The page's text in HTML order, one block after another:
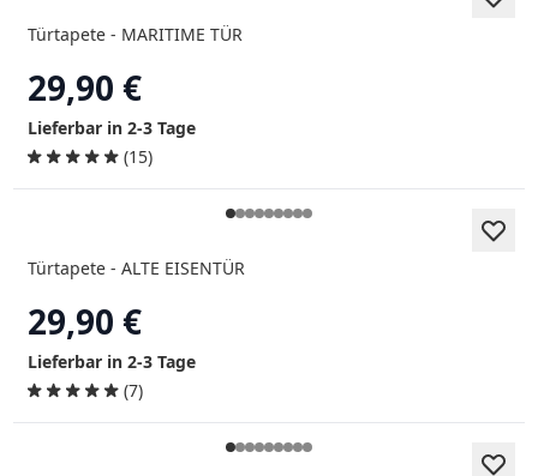
Türtapete - MARITIME TÜR
29,90 €
Lieferbar in 2-3 Tage
(15)
Türtapete - ALTE EISENTÜR
29,90 €
Lieferbar in 2-3 Tage
(7)